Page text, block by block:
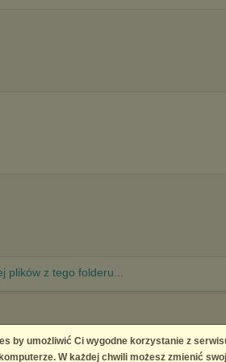
plików z tego folderu...
infringement
by umożliwić Ci wygodne korzystanie z
W każdej chwili możesz zmienić